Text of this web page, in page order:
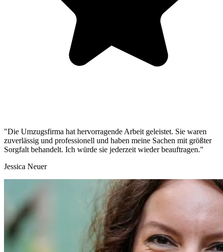
"Die Umzugsfirma hat hervorragende Arbeit geleistet. Sie waren
zuverlässig und professionell und haben meine Sachen mit größter
Sorgfalt behandelt. Ich würde sie jederzeit wieder beauftragen."
Jessica Neuer